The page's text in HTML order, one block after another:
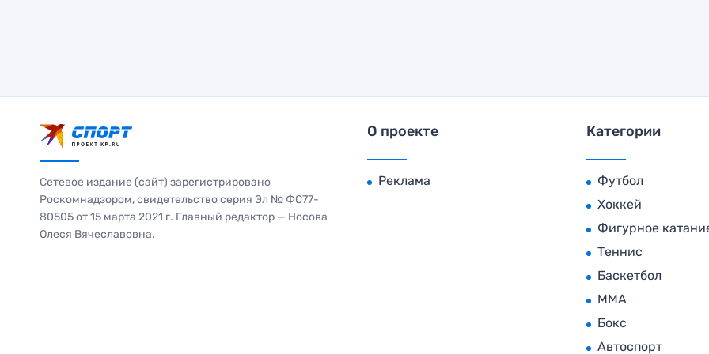
Сетевое издание (сайт) зарегистрировано
Роскомнадзором, свидетельство серия Эл № ФС77-
80505 от 15 марта 2021 г. Главный редактор — Носова
Олеся Вячеславовна.
О проекте
Реклама
Категории
Футбол
Хоккей
Фигурное
Теннис
Баскетбол
MMA
Бокс
Автоспорт